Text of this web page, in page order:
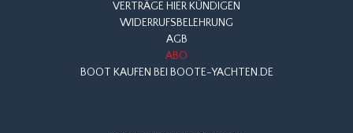
VERTRÄGE HIER KÜNDIGEN
WIDERRUFSBELEHRUNG
AGB
ABO
BOOT KAUFEN BEI BOOTE-YACHTEN.DE